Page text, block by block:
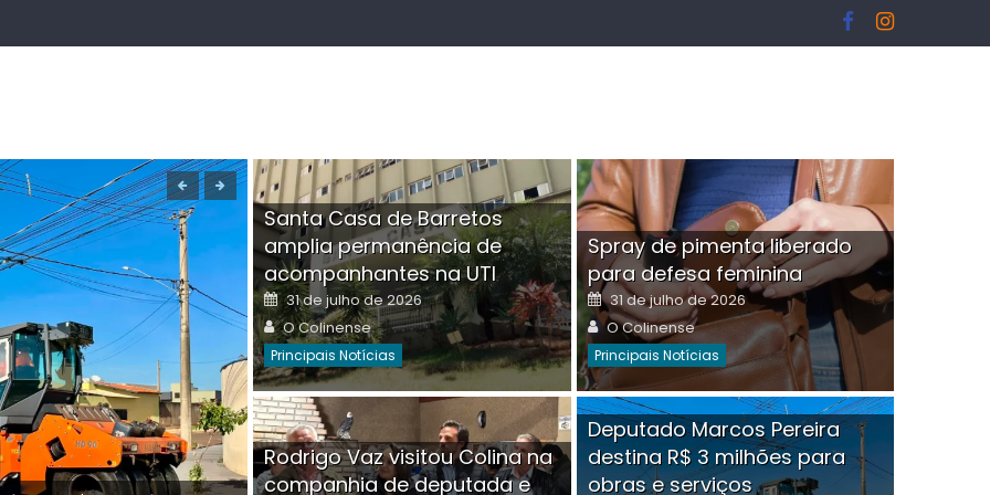
Boutique na Av. Ângelo Martins Tristão é
invadida por criminoso mascarado
Posted
30 de julho de 2026 Author
O Colinense Comment(0)
Santa Casa de Barretos
amplia permanência de
acompanhantes na UTI
Posted
on
31 de julho de 2026
Author
O Colinense
Principais Notícias
Spray de pimenta liberado
para defesa feminina
Posted
on
31 de julho de 2026
Author
O Colinense
Principais Notícias
Rodrigo Vaz visitou Colina na
companhia de deputada e
Deputado Marcos Pereira
destina R$ 3 milhões para
obras e serviços